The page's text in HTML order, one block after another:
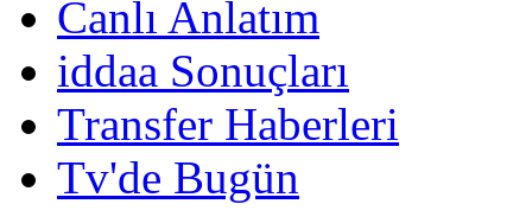
Canlı Anlatım
iddaa Sonuçları
Transfer Haberleri
Tv'de Bugün